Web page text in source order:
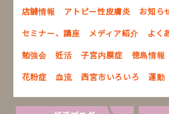
店舗情報 アトピー性皮膚炎 お知ら
セミナー、講座 メディア紹介 よく
勉強会 妊活 子宮内膜症 徳島情報
花粉症 血流 西宮市いろいろ 運動